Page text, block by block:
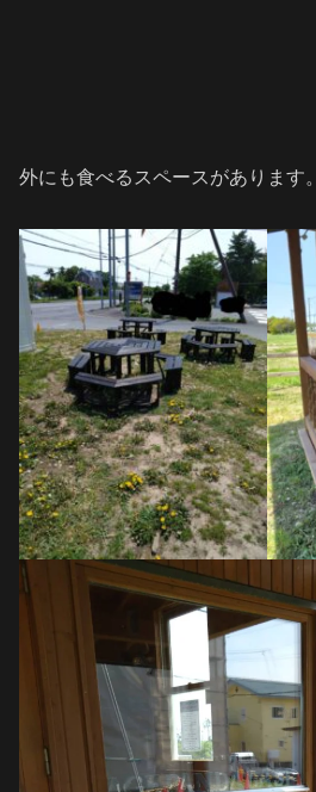
外にも食べるスペースがあります。